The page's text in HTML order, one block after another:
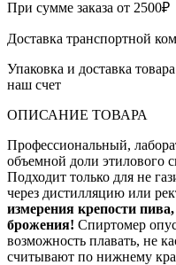
При сумме заказа от 2500₽
Доставка транспортной
Упаковка и доставка
наш счет
ОПИСАНИЕ ТОВАРА
Профессиональный,
объемной доли этилового
Подходит только для не
через дистилляцию или
измерения крепости
брожения! Спиртомер
возможность плавать, не
считывают по нижнему